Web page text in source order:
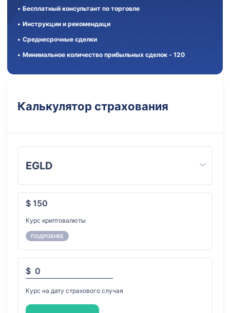
Бесплатный консультант по торговле
Инструкции и рекомендаци
Среднесрочные сделки
Минимальное количество прибыльных сделок - 120
Калькулятор страхования
EGLD
$ 150
Курс криптовалюты
ПОДРОБНЕЕ
$
Курс на дату страхового случая